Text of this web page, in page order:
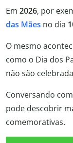
Em 2026, por
das Mães no dia
O mesmo
como o Dia dos
não são
Conversando
pode descobrir
comemorativas.